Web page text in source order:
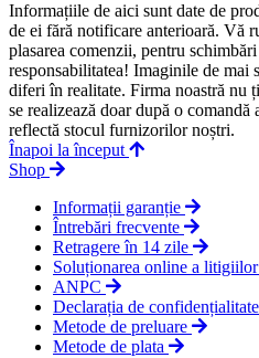
Informațiile de aici sunt date de
de ei fără notificare anterioară. Vă
plasarea comenzii, pentru
responsabilitatea! Imaginile de mai
diferi în realitate. Firma noastră nu
se realizează doar după o
reflectă stocul furnizorilor noștri.
Înapoi la început
Shop
Informații garanție
Întrebări frecvente
Retragere în 14 zile
Soluționarea online a litigiilor
ANPC
Declarația de confidențialitate
Metode de preluare
Metode de plata